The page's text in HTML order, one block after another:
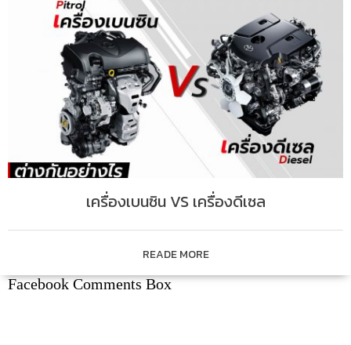
เครื่องเบนซิน VS เครื่องดีเซล
READE MORE
Facebook Comments Box